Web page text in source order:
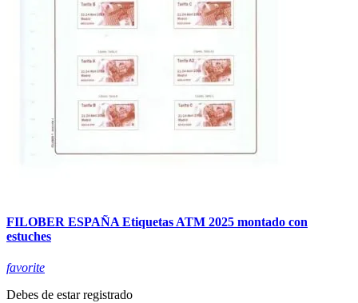
FILOBER ESPAÑA Etiquetas ATM 2025 montado con
estuches
favorite
Debes de estar registrado